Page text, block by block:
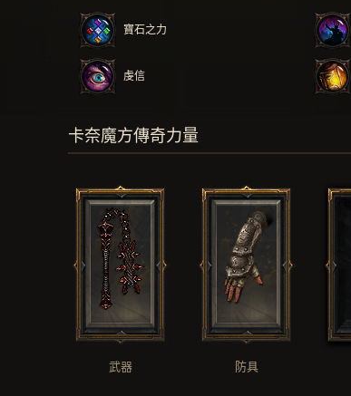
寶石之力
虔信
卡奈魔方傳奇力量
武器 防具